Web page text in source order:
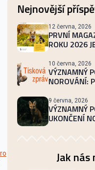
Nejnovější
12 června, 2026
PRVNÍ
ROKU 2026
10 června, 2026
VÝZNAMNÝ
NOROVÁNÍ:
9 června, 2026
VÝZNAMNÝ
UKONČENÍ
Jak